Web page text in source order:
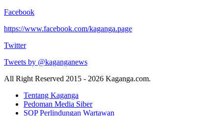
Facebook
https://www.facebook.com/kaganga.page
Twitter
Tweets by @kaganganews
All Right Reserved 2015 - 2026 Kaganga.com.
Tentang Kaganga
Pedoman Media Siber
SOP Perlindungan Wartawan